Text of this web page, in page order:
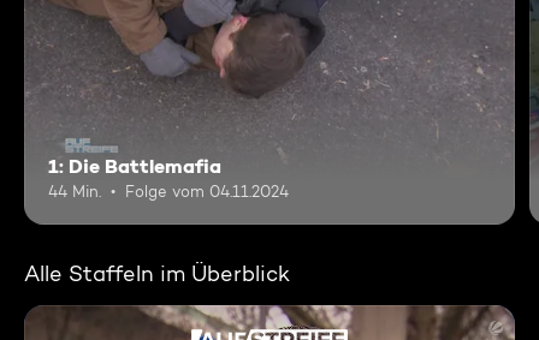
1: Die Battlemafia
44 Min. Folge vom 04.11.2024
Alle Staffeln im Überblick